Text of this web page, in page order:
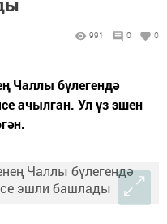
991 0 0
Чаллы бүлегендә
ачылган. Ул үз эшен